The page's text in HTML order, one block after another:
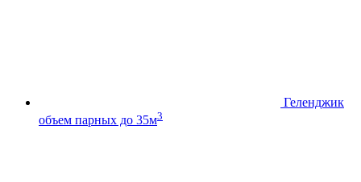
Геленджик
объем парных до 35м3